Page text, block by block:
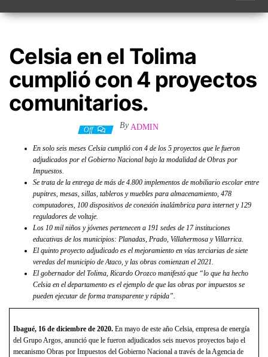
Celsia en el Tolima
cumplió con 4 proyectos
comunitarios.
Off By ADMIN
En solo seis meses Celsia cumplió con 4 de los 5 proyectos que le fueron
adjudicados por el Gobierno Nacional bajo la modalidad de Obras por
Impuestos.
Se trata de la entrega de más de 4.800 implementos de mobiliario escolar entre
pupitres, mesas, sillas, tableros y muebles para almacenamiento, 478
computadores, 100 dispositivos de conexión inalámbrica para internet y 129
reguladores de voltaje.
Los 10 mil niños y jóvenes pertenecen a 191 sedes de 17 instituciones
educativas de los municipios: Planadas, Prado, Villahermosa y Villarrica.
El quinto proyecto adjudicado es el mejoramiento en vías terciarias de siete
veredas del municipio de Ataco, y las obras comienzan el 2021.
El gobernador del Tolima, Ricardo Orozco manifestó que “lo que ha hecho
Celsia en el departamento es el ejemplo de que las obras por impuestos se
pueden ejecutar de forma transparente y rápida”.
Ibagué, 16 de diciembre de 2020. En mayo de este año Celsia, empresa de energía
del Grupo Argos, anunció que le fueron adjudicados seis nuevos proyectos bajo el
mecanismo Obras por Impuestos del Gobierno Nacional a través de la Agencia de